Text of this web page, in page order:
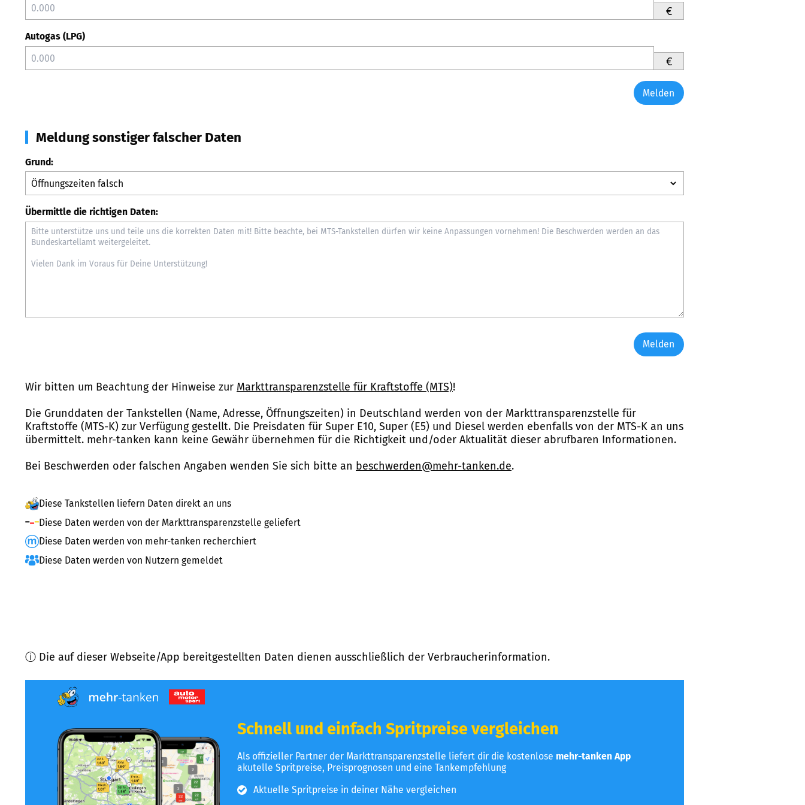
€
Autogas (LPG)
€
Melden
Meldung sonstiger falscher Daten
Grund:
Übermittle die richtigen Daten:
Melden
Wir bitten um Beachtung der Hinweise zur Markttransparenzstelle für Kraftstoffe (MTS)!
Die Grunddaten der Tankstellen (Name, Adresse, Öffnungszeiten) in Deutschland werden von der Markttransparenzstelle für
Kraftstoffe (MTS-K) zur Verfügung gestellt. Die Preisdaten für Super E10, Super (E5) und Diesel werden ebenfalls von der MTS-K an uns
übermittelt. mehr-tanken kann keine Gewähr übernehmen für die Richtigkeit und/oder Aktualität dieser abrufbaren Informationen.
Bei Beschwerden oder falschen Angaben wenden Sie sich bitte an beschwerden@mehr-tanken.de.
Diese Tankstellen liefern Daten direkt an uns
Diese Daten werden von der Markttransparenzstelle geliefert
Diese Daten werden von mehr-tanken recherchiert
Diese Daten werden von Nutzern gemeldet
ⓘ Die auf dieser Webseite/App bereitgestellten Daten dienen ausschließlich der Verbraucherinformation.
Schnell und einfach Spritpreise vergleichen
Als offizieller Partner der Markttransparenzstelle liefert dir die kostenlose mehr-tanken App
akutelle Spritpreise, Preisprognosen und eine Tankempfehlung
Aktuelle Spritpreise in deiner Nähe vergleichen